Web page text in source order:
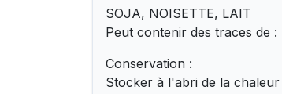
SOJA, NOISETTE, LAIT
Peut contenir des traces de :
Conservation :
Stocker à l'abri de la